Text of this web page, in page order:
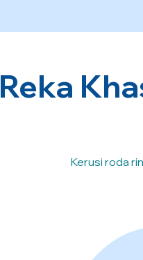
Reka
Kerusi roda